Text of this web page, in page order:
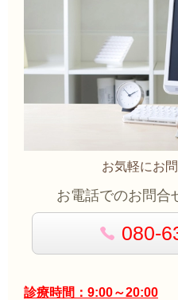
お気軽にお
お電話でのお問合
080-
診療時間：9:00～20:00